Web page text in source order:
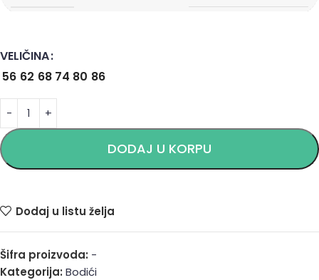
VELIČINA
56 62 68 74 80 86
DODAJ U KORPU
Alternative:
Dodaj u listu želja
Šifra proizvoda: -
Kategorija: Bodići